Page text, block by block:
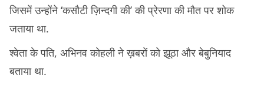
जिसमें उन्होंने ‘कसौटी ज़िन्दगी की’ की प्रेरणा की मौत पर शोक
जताया था.
श्वेता के पति, अभिनव कोहली ने ख़बरों को झूठा और बेबुनियाद
बताया था.